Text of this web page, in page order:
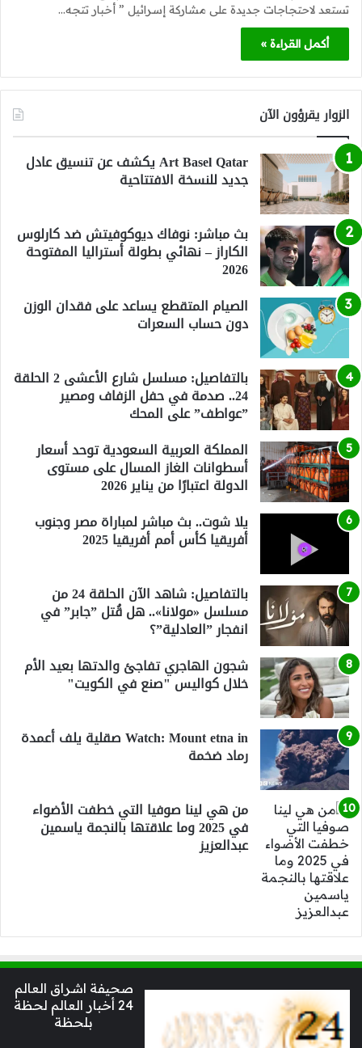
تستعد لاحتجاجات جديدة على مشاركة إسرائيل ” أخبار تتجه…
أكمل القراءة »
الزوار يقرؤون الآن
Art Basel Qatar يكشف عن تنسيق عادل
جديد للنسخة الافتتاحية
بث مباشر: نوفاك ديوكوفيتش ضد كارلوس
الكاراز – نهائي بطولة أستراليا المفتوحة
2026
الصيام المتقطع يساعد على فقدان الوزن
دون حساب السعرات
بالتفاصيل: مسلسل شارع الأعشى 2 الحلقة
24.. صدمة في حفل الزفاف ومصير
”عواطف” على المحك
المملكة العربية السعودية توحد أسعار
أسطوانات الغاز المسال على مستوى
الدولة اعتبارًا من يناير 2026
يلا شوت.. بث مباشر لمباراة مصر وجنوب
أفريقيا كأس أمم أفريقيا 2025
بالتفاصيل: شاهد الآن الحلقة 24 من
مسلسل «مولانا».. هل قُتل ”جابر” في
انفجار ”العادلية”؟
شجون الهاجري تفاجئ والدتها بعيد الأم
خلال كواليس "صنع في الكويت"
Watch: Mount etna in صقلية يلف أعمدة
رماد ضخمة
من هي لينا صوفيا التي خطفت الأضواء
في 2025 وما علاقتها بالنجمة ياسمين
عبدالعزيز
صحيفة اشراق العالم
24 أخبار العالم لحظة
بلحظة